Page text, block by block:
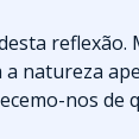
reflexão.
natureza
nos de